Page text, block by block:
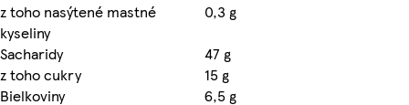
z toho nasýtené mastné
kyseliny
0,3 g
Sacharidy
47 g
z toho cukry
15 g
Bielkoviny
6,5 g